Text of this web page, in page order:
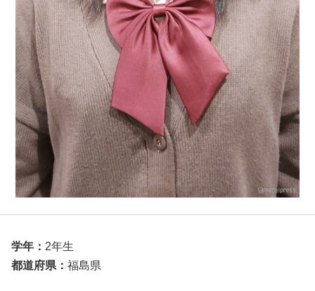
学年： 2年生
都道府県： 福島県